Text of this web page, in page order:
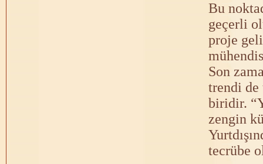
Bu
geçerli
proje
Son
trendi
biridir.
zengin
tecrübe